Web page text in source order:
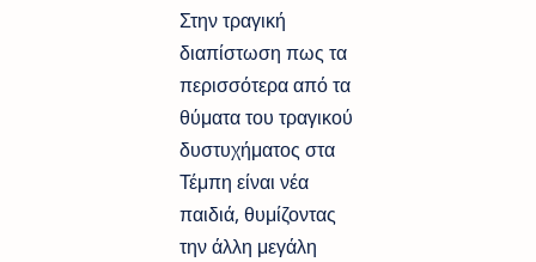
Στην τραγική
διαπίστωση πως τα
περισσότερα από τα
θύματα του τραγικού
δυστυχήματος στα
Τέμπη είναι νέα
παιδιά, θυμίζοντας
την άλλη μεγάλη